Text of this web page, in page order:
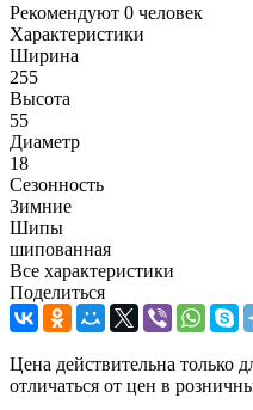
Рекомендуют 0 человек
Характеристики
Ширина
255
Высота
55
Диаметр
18
Сезонность
Зимние
Шипы
шипованная
Все характеристики
Поделиться
Цена действительна только
отличаться от цен в